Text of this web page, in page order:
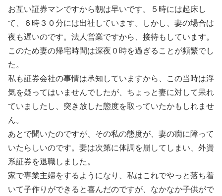
お互い証券マンですから朝は早いです。５時には起床し
て、６時３０分には出社しています。しかし、妻の場合は
夜も遅いのです。法人営業ですから、接待もしています。
このため妻の帰宅時間は深夜０時を過ぎることが頻繁でし
た。
私も証券会社の事情は承知していますから、この当時は浮
気を疑ってはいませんでしたが、ちょっと妻に対して呆れ
ていましたし、突き放した態度を取っていたかもしれませ
ん。
あとで聞いたのですが、その私の態度が、妻の癇に障って
いたらしいのです。妻は次第に体調を崩してしまい、外資
系証券を退職しました。
家で専業主婦をするようになり、私はこれでやっと落ち着
いて子作りができると喜んだのですが、なかなか子供がで